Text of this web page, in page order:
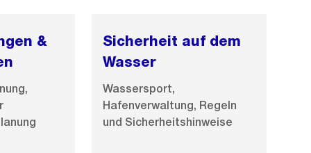
&
Sicherheit auf dem
Wasser
Wassersport,
Hafenverwaltung, Regeln
und Sicherheitshinweise